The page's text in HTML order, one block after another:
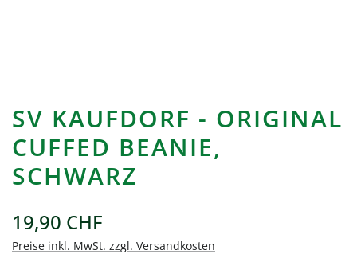
SV KAUFDORF - ORIGINAL
CUFFED BEANIE,
SCHWARZ
19,90 CHF
Preise inkl. MwSt. zzgl. Versandkosten